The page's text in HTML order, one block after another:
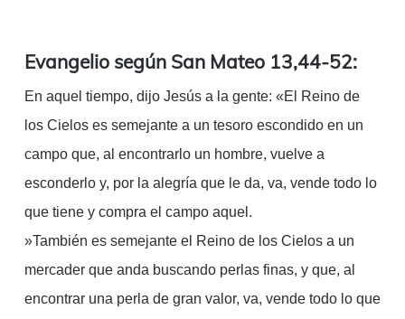
Evangelio según San Mateo 13,44-52:
En aquel tiempo, dijo Jesús a la gente: «El Reino de
los Cielos es semejante a un tesoro escondido en un
campo que, al encontrarlo un hombre, vuelve a
esconderlo y, por la alegría que le da, va, vende todo lo
que tiene y compra el campo aquel.
»También es semejante el Reino de los Cielos a un
mercader que anda buscando perlas finas, y que, al
encontrar una perla de gran valor, va, vende todo lo que